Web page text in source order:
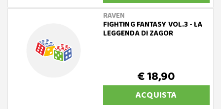
RAVEN
FIGHTING FANTASY VOL.3 - LA
LEGGENDA DI ZAGOR
€ 18,90
ACQUISTA